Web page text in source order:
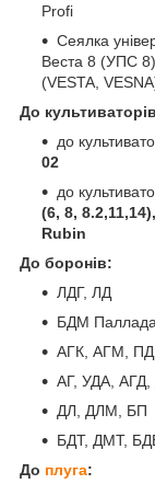
Profi
Сеялка
Веста 8 (УПС
(VESTA,
До
до
02
до
(6, 8,
Rubin
До боронів:
ЛДГ, ЛД
БДМ
АГК, АГМ,
АГ, УДА,
ДЛ, ДЛМ, БП
БДТ, ДМТ,
До плуга: